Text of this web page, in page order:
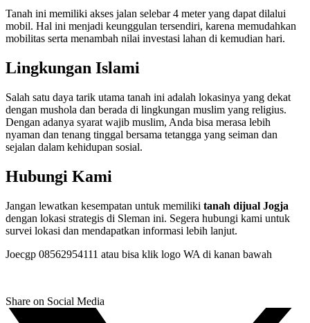
Tanah ini memiliki akses jalan selebar 4 meter yang dapat dilalui
mobil. Hal ini menjadi keunggulan tersendiri, karena memudahkan
mobilitas serta menambah nilai investasi lahan di kemudian hari.
Lingkungan Islami
Salah satu daya tarik utama tanah ini adalah lokasinya yang dekat
dengan mushola dan berada di lingkungan muslim yang religius.
Dengan adanya syarat wajib muslim, Anda bisa merasa lebih
nyaman dan tenang tinggal bersama tetangga yang seiman dan
sejalan dalam kehidupan sosial.
Hubungi Kami
Jangan lewatkan kesempatan untuk memiliki tanah dijual Jogja
dengan lokasi strategis di Sleman ini. Segera hubungi kami untuk
survei lokasi dan mendapatkan informasi lebih lanjut.
Joecgp 08562954111 atau bisa klik logo WA di kanan bawah
Share on Social Media